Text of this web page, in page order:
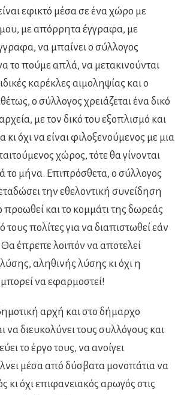
εφικτό μέσα σε ένα χώρο με
με απόρρητα έγγραφα, με
να μπαίνει ο σύλλογος
το πούμε απλά, να μετακινούνται
καρέκλες αιμοληψίας και ο
ο σύλλογος χρειάζεται ένα δικό
με τον δικό του εξοπλισμό και
κι όχι να είναι φιλοξενούμενος με μια
χώρος, τότε θα γίνονται
το μήνα. Επιπρόσθετα, ο σύλλογος
την εθελοντική συνείδηση
και το κομμάτι της δωρεάς
πολίτες για να διαπιστωθεί εάν
έπρεπε λοιπόν να αποτελεί
αληθινής λύσης κι όχι η
να εφαρμοστεί!
αρχή και στο δήμαρχο
διευκολύνει τους συλλόγους και
το έργο τους, να ανοίγει
μέσα από δύσβατα μονοπάτια να
κι όχι επιφανειακός αρωγός στις